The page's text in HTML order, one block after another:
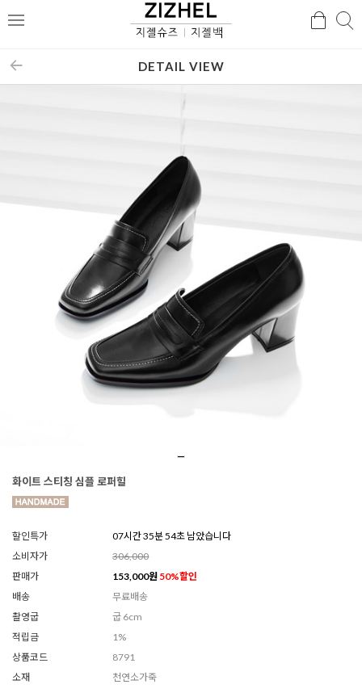
메
검
DETAIL VIEW
화이트 스티칭 심플 로퍼힐
할인특가
07시간 35분 53초 남았습니다
소비자가
306,000
판매가
153,000원 50%할인
배송
무료배송
촬영굽
굽 6cm
적립금
1%
상품코드
8791
소재
천연소가죽